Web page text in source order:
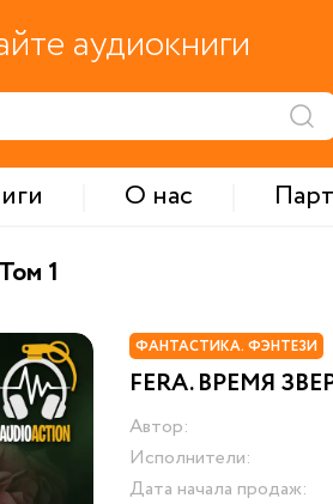
аудиокниги
О нас
1
ФАНТАСТИКА. ФЭНТЕЗИ
FERA. ВРЕМЯ
Автор:
Исполнители:
Дата начала продаж: